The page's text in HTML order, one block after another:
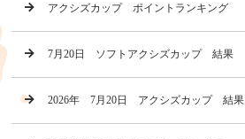
アクシズカップ ポイントランキング
7月20日 ソフトアクシズカップ 結果
2026年 7月20日 アクシズカップ 結果